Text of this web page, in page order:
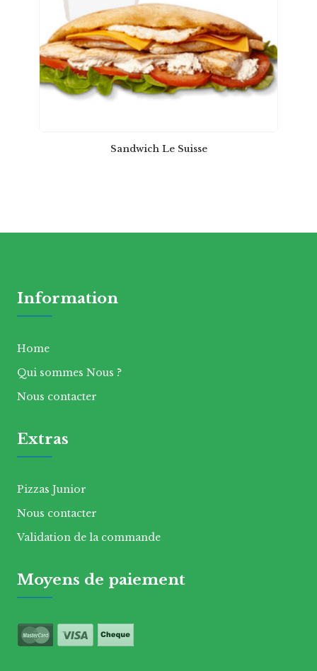
Sandwich Le Suisse
Information
Home
Qui sommes Nous ?
Nous contacter
Extras
Pizzas Junior
Nous contacter
Validation de la commande
Moyens de paiement